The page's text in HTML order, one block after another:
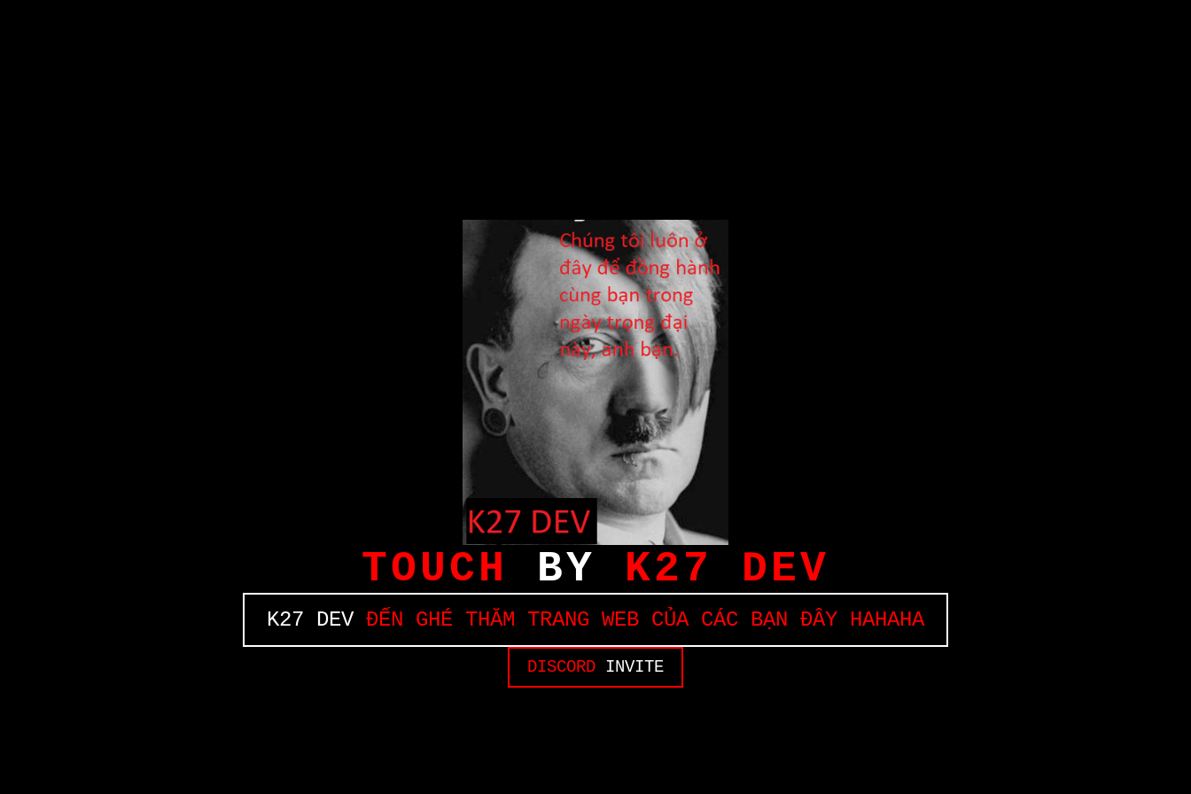
TOUCH BY K27 DEV
K27 DEVĐẾN GHÉ THĂM TRANG WEB CỦA CÁC BẠN ĐÂY HAHAHA
DISCORD INVITE